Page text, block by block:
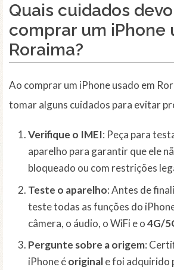
Quais cuidados
comprar um iPhone
Roraima?
Ao comprar um iPhone usado em
tomar alguns cuidados para evitar
Verifique o IMEI: Peça para
aparelho para garantir que ele
bloqueado ou com restrições
Teste o aparelho: Antes de
teste todas as funções do
câmera, o áudio, o WiFi e o4G/
Pergunte sobre a origem:
iPhone éoriginale foi adquirido